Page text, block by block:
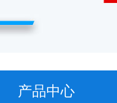
产品中心